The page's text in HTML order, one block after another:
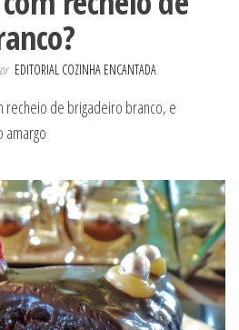
EDITORIAL COZINHA ENCANTADA
recheio de brigadeiro branco, e